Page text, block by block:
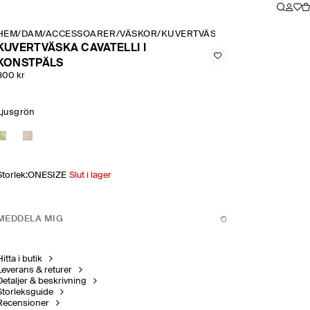
/ DAM/ACCESSOARER/VÄSKOR/ KUVERTVÄSKA CAVATELLI I
CAVATELLI I
kr
:ONESIZE Slut i lager
MIG
i butik
& returer
& beskrivning